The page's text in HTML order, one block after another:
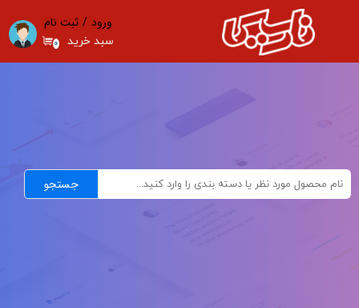
ورود / ثبت نام
حساب کاربری من
۰ سبد خرید
جستجو